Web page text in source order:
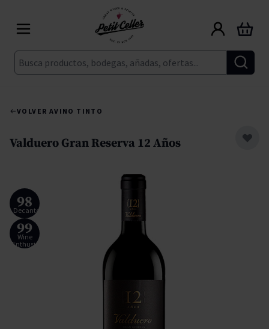
Buscar
Carrito
VOLVER AVINO TINTO
Valduero Gran Reserva 12 Años
Decanter
98
Wine
Enthusiast
99